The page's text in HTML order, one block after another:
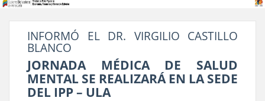
INFORMÓ EL DR. VIRGILIO CASTILLO
BLANCO
JORNADA MÉDICA DE SALUD
MENTAL SE REALIZARÁ EN LA SEDE
DEL IPP – ULA